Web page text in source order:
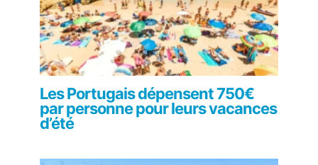
Les Portugais dépensent 750€
par personne pour leurs vacances
d’été